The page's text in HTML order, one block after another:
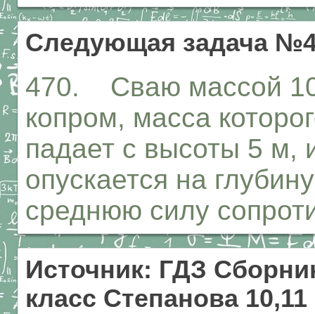
Следующая задача
470. Сваю массой
копром, масса
падает с высоты 5 м,
опускается на
среднюю силу
Источник: ГДЗ
класс Степанова 10,11